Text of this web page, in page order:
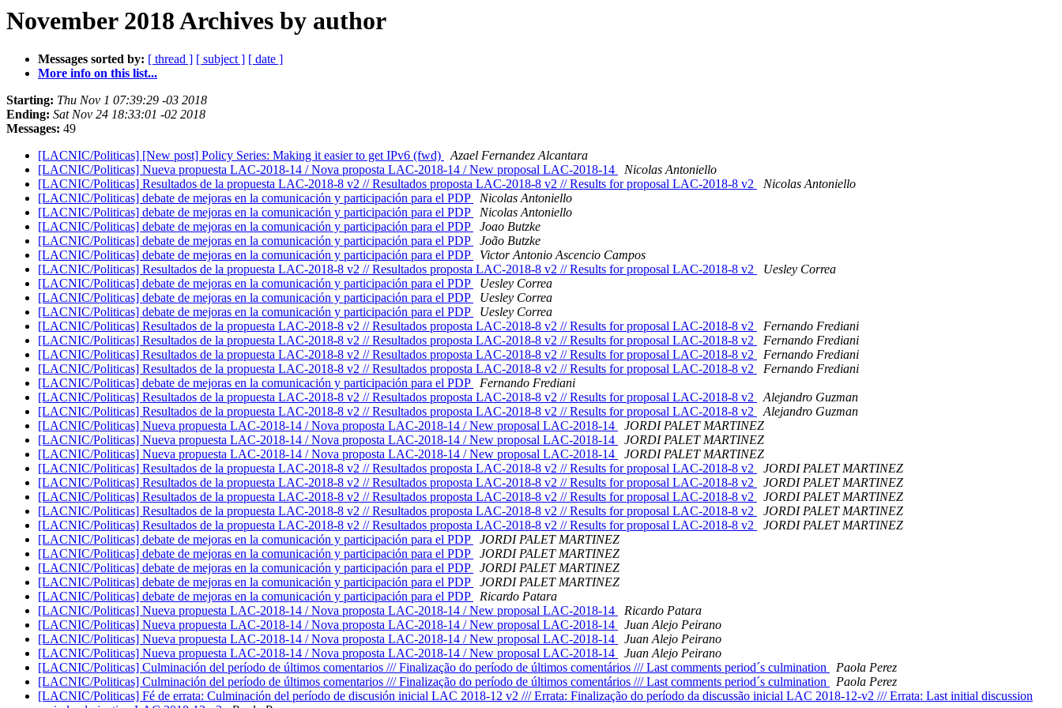
November 2018 Archives by author
Messages sorted by: [ thread ] [ subject ] [ date ]
More info on this list...
Starting: Thu Nov 1 07:39:29 -03 2018
Ending: Sat Nov 24 18:33:01 -02 2018
Messages: 49
[LACNIC/Politicas] [New post] Policy Series: Making it easier to get IPv6 (fwd)
Azael Fernandez Alcantara
[LACNIC/Politicas] Nueva propuesta LAC-2018-14 / Nova proposta LAC-2018-14 / New proposal LAC-2018-14
Nicolas Antoniello
[LACNIC/Politicas] Resultados de la propuesta LAC-2018-8 v2 // Resultados proposta LAC-2018-8 v2 // Results for proposal LAC-2018-8 v2
Nicolas Antoniello
[LACNIC/Politicas] debate de mejoras en la comunicación y participación para el PDP
Nicolas Antoniello
[LACNIC/Politicas] debate de mejoras en la comunicación y participación para el PDP
Nicolas Antoniello
[LACNIC/Politicas] debate de mejoras en la comunicación y participación para el PDP
Joao Butzke
[LACNIC/Politicas] debate de mejoras en la comunicación y participación para el PDP
João Butzke
[LACNIC/Politicas] debate de mejoras en la comunicación y participación para el PDP
Victor Antonio Ascencio Campos
[LACNIC/Politicas] Resultados de la propuesta LAC-2018-8 v2 // Resultados proposta LAC-2018-8 v2 // Results for proposal LAC-2018-8 v2
Uesley Correa
[LACNIC/Politicas] debate de mejoras en la comunicación y participación para el PDP
Uesley Correa
[LACNIC/Politicas] debate de mejoras en la comunicación y participación para el PDP
Uesley Correa
[LACNIC/Politicas] debate de mejoras en la comunicación y participación para el PDP
Uesley Correa
[LACNIC/Politicas] Resultados de la propuesta LAC-2018-8 v2 // Resultados proposta LAC-2018-8 v2 // Results for proposal LAC-2018-8 v2
Fernando Frediani
[LACNIC/Politicas] Resultados de la propuesta LAC-2018-8 v2 // Resultados proposta LAC-2018-8 v2 // Results for proposal LAC-2018-8 v2
Fernando Frediani
[LACNIC/Politicas] Resultados de la propuesta LAC-2018-8 v2 // Resultados proposta LAC-2018-8 v2 // Results for proposal LAC-2018-8 v2
Fernando Frediani
[LACNIC/Politicas] Resultados de la propuesta LAC-2018-8 v2 // Resultados proposta LAC-2018-8 v2 // Results for proposal LAC-2018-8 v2
Fernando Frediani
[LACNIC/Politicas] debate de mejoras en la comunicación y participación para el PDP
Fernando Frediani
[LACNIC/Politicas] Resultados de la propuesta LAC-2018-8 v2 // Resultados proposta LAC-2018-8 v2 // Results for proposal LAC-2018-8 v2
Alejandro Guzman
[LACNIC/Politicas] Resultados de la propuesta LAC-2018-8 v2 // Resultados proposta LAC-2018-8 v2 // Results for proposal LAC-2018-8 v2
Alejandro Guzman
[LACNIC/Politicas] Nueva propuesta LAC-2018-14 / Nova proposta LAC-2018-14 / New proposal LAC-2018-14
JORDI PALET MARTINEZ
[LACNIC/Politicas] Nueva propuesta LAC-2018-14 / Nova proposta LAC-2018-14 / New proposal LAC-2018-14
JORDI PALET MARTINEZ
[LACNIC/Politicas] Nueva propuesta LAC-2018-14 / Nova proposta LAC-2018-14 / New proposal LAC-2018-14
JORDI PALET MARTINEZ
[LACNIC/Politicas] Resultados de la propuesta LAC-2018-8 v2 // Resultados proposta LAC-2018-8 v2 // Results for proposal LAC-2018-8 v2
JORDI PALET MARTINEZ
[LACNIC/Politicas] Resultados de la propuesta LAC-2018-8 v2 // Resultados proposta LAC-2018-8 v2 // Results for proposal LAC-2018-8 v2
JORDI PALET MARTINEZ
[LACNIC/Politicas] Resultados de la propuesta LAC-2018-8 v2 // Resultados proposta LAC-2018-8 v2 // Results for proposal LAC-2018-8 v2
JORDI PALET MARTINEZ
[LACNIC/Politicas] Resultados de la propuesta LAC-2018-8 v2 // Resultados proposta LAC-2018-8 v2 // Results for proposal LAC-2018-8 v2
JORDI PALET MARTINEZ
[LACNIC/Politicas] Resultados de la propuesta LAC-2018-8 v2 // Resultados proposta LAC-2018-8 v2 // Results for proposal LAC-2018-8 v2
JORDI PALET MARTINEZ
[LACNIC/Politicas] debate de mejoras en la comunicación y participación para el PDP
JORDI PALET MARTINEZ
[LACNIC/Politicas] debate de mejoras en la comunicación y participación para el PDP
JORDI PALET MARTINEZ
[LACNIC/Politicas] debate de mejoras en la comunicación y participación para el PDP
JORDI PALET MARTINEZ
[LACNIC/Politicas] debate de mejoras en la comunicación y participación para el PDP
JORDI PALET MARTINEZ
[LACNIC/Politicas] debate de mejoras en la comunicación y participación para el PDP
Ricardo Patara
[LACNIC/Politicas] Nueva propuesta LAC-2018-14 / Nova proposta LAC-2018-14 / New proposal LAC-2018-14
Ricardo Patara
[LACNIC/Politicas] Nueva propuesta LAC-2018-14 / Nova proposta LAC-2018-14 / New proposal LAC-2018-14
Juan Alejo Peirano
[LACNIC/Politicas] Nueva propuesta LAC-2018-14 / Nova proposta LAC-2018-14 / New proposal LAC-2018-14
Juan Alejo Peirano
[LACNIC/Politicas] Nueva propuesta LAC-2018-14 / Nova proposta LAC-2018-14 / New proposal LAC-2018-14
Juan Alejo Peirano
[LACNIC/Politicas] Culminación del período de últimos comentarios /// Finalização do período de últimos comentários /// Last comments period´s culmination
Paola Perez
[LACNIC/Politicas] Culminación del período de últimos comentarios /// Finalização do período de últimos comentários /// Last comments period´s culmination
Paola Perez
[LACNIC/Politicas] Fé de errata: Culminación del período de discusión inicial LAC 2018-12 v2 /// Errata: Finalização do período da discussão inicial LAC 2018-12-v2 /// Errata: Last initial discussion